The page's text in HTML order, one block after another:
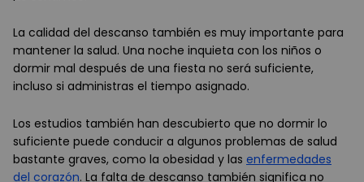
La calidad del descanso también es muy importante para
mantener la salud. Una noche inquieta con los niños o
dormir mal después de una fiesta no será suficiente,
incluso si administras el tiempo asignado.
Los estudios también han descubierto que no dormir lo
suficiente puede conducir a algunos problemas de salud
bastante graves, como la obesidad y las enfermedades
del corazón. La falta de descanso también significa no